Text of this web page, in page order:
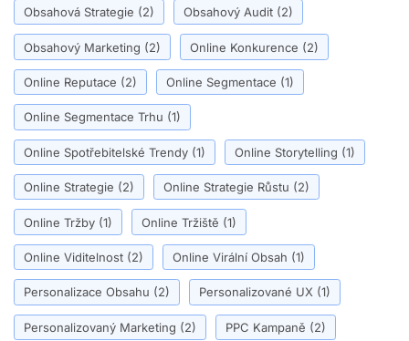
Obsahová Strategie (2) Obsahový Audit (2)
Obsahový Marketing (2) Online Konkurence (2)
Online Reputace (2) Online Segmentace (1)
Online Segmentace Trhu (1)
Online Spotřebitelské Trendy (1) Online Storytelling (1)
Online Strategie (2) Online Strategie Růstu (2)
Online Tržby (1) Online Tržiště (1)
Online Viditelnost (2) Online Virální Obsah (1)
Personalizace Obsahu (2) Personalizované UX (1)
Personalizovaný Marketing (2) PPC Kampaně (2)